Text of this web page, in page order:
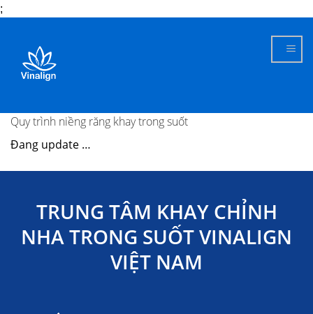
;
content
Quy trình niềng răng khay trong suốt
Đang update …
TRUNG TÂM KHAY CHỈNH
NHA TRONG SUỐT VINALIGN
VIỆT NAM